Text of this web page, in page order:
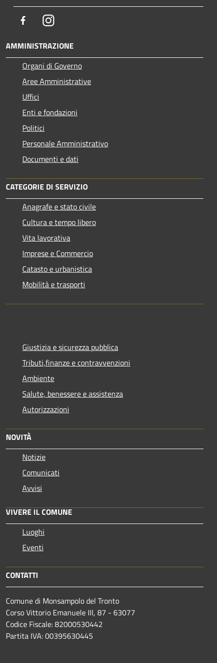
FacebookInstagram
AMMINISTRAZIONE
Organi di Governo
Aree Amministrative
Uffici
Enti e fondazioni
Politici
Personale Amministrativo
Documenti e dati
CATEGORIE DI SERVIZIO
Anagrafe e stato civile
Cultura e tempo libero
Vita lavorativa
Imprese e Commercio
Catasto e urbanistica
Mobilità e trasporti
Giustizia e sicurezza pubblica
Tributi,finanze e contravvenzioni
Ambiente
Salute, benessere e assistenza
Autorizzazioni
NOVITÀ
Notizie
Comunicati
Avvisi
VIVERE IL COMUNE
Luoghi
Eventi
CONTATTI
Comune di Monsampolo del Tronto
Corso Vittorio Emanuele III, 87 - 63077
Codice Fiscale: 82000530442
Partita IVA: 00395630445